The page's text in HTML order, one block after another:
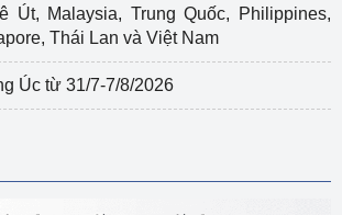
Malaysia, Trung Quốc, Philippines,
Thái Lan và Việt Nam
Úc từ 31/7-7/8/2026